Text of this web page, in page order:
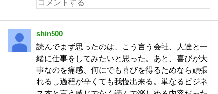
shin500
読んでまず思ったのは、こう言う会社、人達と一
緒に仕事をしてみたいと思った。あと、喜びが大
事なのを痛感、何にでも喜びを得るためなら頑張
れるし過程が辛くても我慢出来る。単なるビジネ